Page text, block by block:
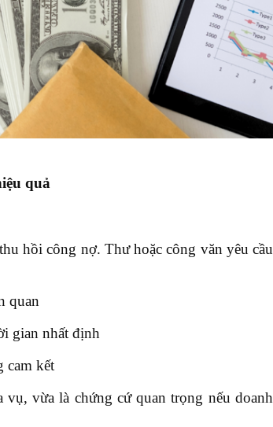
quả
hồi công nợ. Thư hoặc công văn yêu cầu
quan
gian nhất định
cam kết
vừa là chứng cứ quan trọng nếu doanh